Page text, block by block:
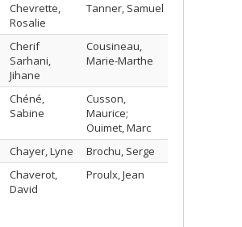
Chevrette,
Rosalie
Tanner, Samuel
Cherif
Sarhani,
Jihane
Cousineau,
Marie-Marthe
Chéné,
Sabine
Cusson,
Maurice;
Ouimet, Marc
Chayer, Lyne
Brochu, Serge
Chaverot,
David
Proulx, Jean